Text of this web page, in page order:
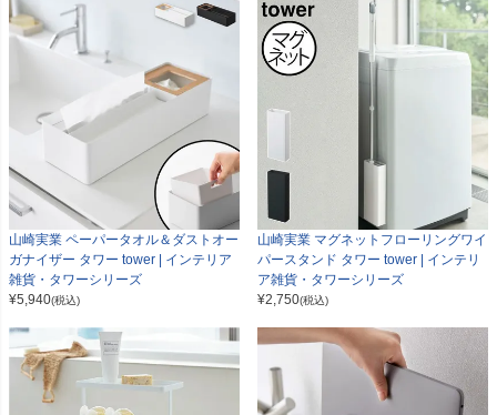
山崎実業 ペーパータオル＆ダストオー
ガナイザー タワー tower | インテリア
雑貨・タワーシリーズ
¥5,940(税込)
山崎実業 マグネットフローリングワイ
パースタンド タワー tower | インテリ
ア雑貨・タワーシリーズ
¥2,750(税込)